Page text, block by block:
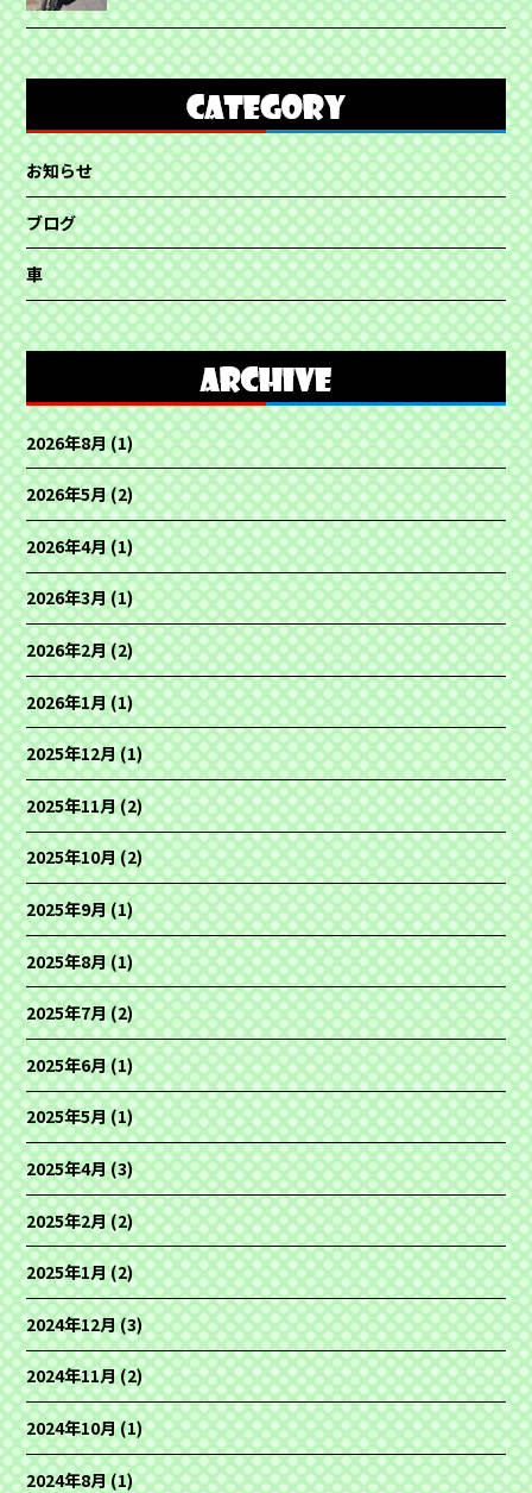
お知らせ
ブログ
車
2026年8月(1)
2026年5月(2)
2026年4月(1)
2026年3月(1)
2026年2月(2)
2026年1月(1)
2025年12月(1)
2025年11月(2)
2025年10月(2)
2025年9月(1)
2025年8月(1)
2025年7月(2)
2025年6月(1)
2025年5月(1)
2025年4月(3)
2025年2月(2)
2025年1月(2)
2024年12月(3)
2024年11月(2)
2024年10月(1)
2024年8月(1)